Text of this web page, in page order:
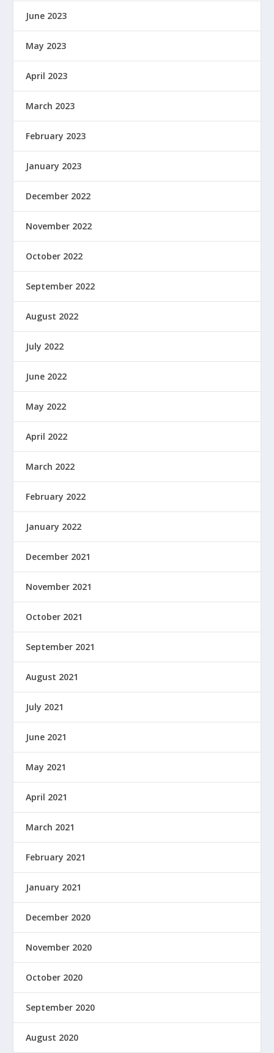
June 2023
May 2023
April 2023
March 2023
February 2023
January 2023
December 2022
November 2022
October 2022
September 2022
August 2022
July 2022
June 2022
May 2022
April 2022
March 2022
February 2022
January 2022
December 2021
November 2021
October 2021
September 2021
August 2021
July 2021
June 2021
May 2021
April 2021
March 2021
February 2021
January 2021
December 2020
November 2020
October 2020
September 2020
August 2020